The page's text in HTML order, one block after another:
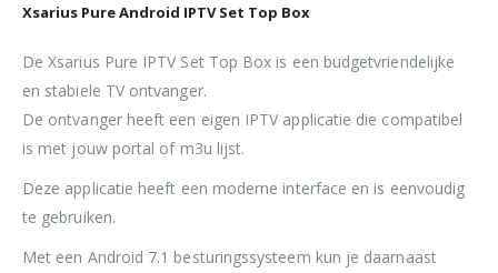
Xsarius Pure Android IPTV Set Top Box
De Xsarius Pure IPTV Set Top Box is een budgetvriendelijke
en stabiele TV ontvanger.
De ontvanger heeft een eigen IPTV applicatie die compatibel
is met jouw portal of m3u lijst.
Deze applicatie heeft een moderne interface en is eenvoudig
te gebruiken.
Met een Android 7.1 besturingssysteem kun je daarnaast